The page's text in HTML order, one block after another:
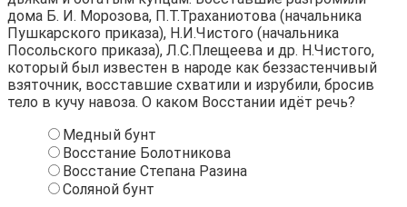
дома Б. И. Морозова, П.Т.Траханиотова (начальника
Пушкарского приказа), Н.И.Чистого (начальника
Посольского приказа), Л.С.Плещеева и др. Н.Чистого,
который был известен в народе как беззастенчивый
взяточник, восставшие схватили и изрубили, бросив
тело в кучу навоза. О каком Восстании идёт речь?
Медный бунт
Восстание Болотникова
Восстание Степана Разина
Соляной бунт